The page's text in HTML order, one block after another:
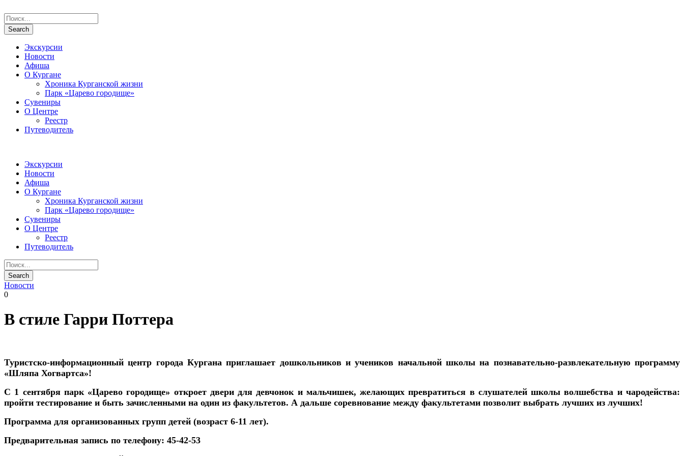
Экскурсии
Новости
Афиша
О Кургане
Хроника Курганской жизни
Парк «Царево городище»
Сувениры
О Центре
Реестр
Путеводитель
Экскурсии
Новости
Афиша
О Кургане
Хроника Курганской жизни
Парк «Царево городище»
Сувениры
О Центре
Реестр
Путеводитель
Новости
0
В стиле Гарри Поттера
Туристско-информационный центр города Курганаприглашает дошкольников и учеников начальной школы на познавательно-развлекательную программу
«Шляпа Хогвартса»!
С 1 сентября парк «Царево городище» откроет двери для девчонок и мальчишек, желающих превратиться вслушателейшколы волшебства и чародейства:
пройти тестирование и быть зачисленными на один из факультетов. А дальше соревнование между факультетами позволит выбрать лучших из лучших!
Программа для организованных групп детей (возраст 6-11 лет).
Предварительная запись по телефону: 45-42-53